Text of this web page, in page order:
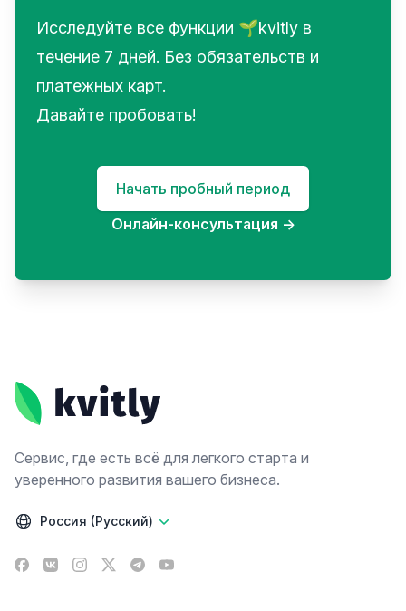
Исследуйте все функции 🌱kvitly в
течение 7 дней. Без обязательств и
платежных карт.
Давайте пробовать!
Начать пробный период
Онлайн-консультация →
Сервис, где есть всё для легкого старта и
уверенного развития вашего бизнеса.
Россия (Русский)
Facebook
VK Instagram
X TelegramYouTube